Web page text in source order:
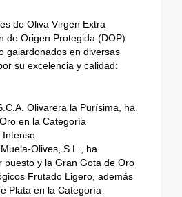
de Oliva Virgen Extra
de Origen Protegida (DOP)
galardonados en diversas
su excelencia y calidad:
Olivarera la Purísima, ha
en la Categoría
Muela-Olives, S.L., ha
puesto y la Gran Gota de Oro
Frutado Ligero, además
Plata en la Categoría